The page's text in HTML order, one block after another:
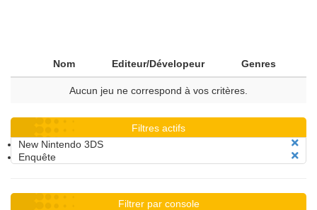
Nom Editeur/Dévelopeur Genres
Aucun jeu ne correspond à vos critères.
Filtres actifs
New Nintendo 3DS
Enquête
Filtrer par console